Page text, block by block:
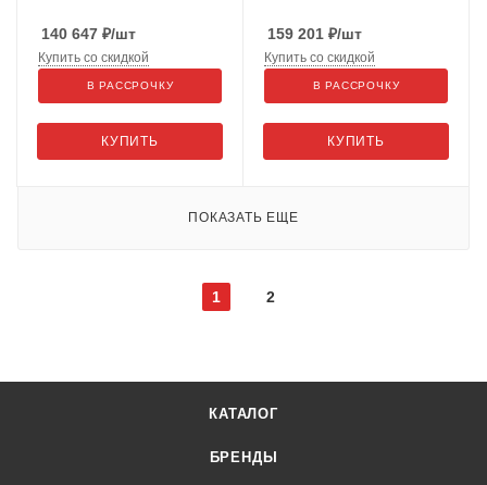
140 647 ₽/шт
КУПИТЬ
Купить со скидкой
В РАССРОЧКУ
159 201 ₽/шт
КУПИТЬ
Купить со скидкой
В РАССРОЧКУ
ПОКАЗАТЬ ЕЩЕ
1 2
КАТАЛОГ
БРЕНДЫ